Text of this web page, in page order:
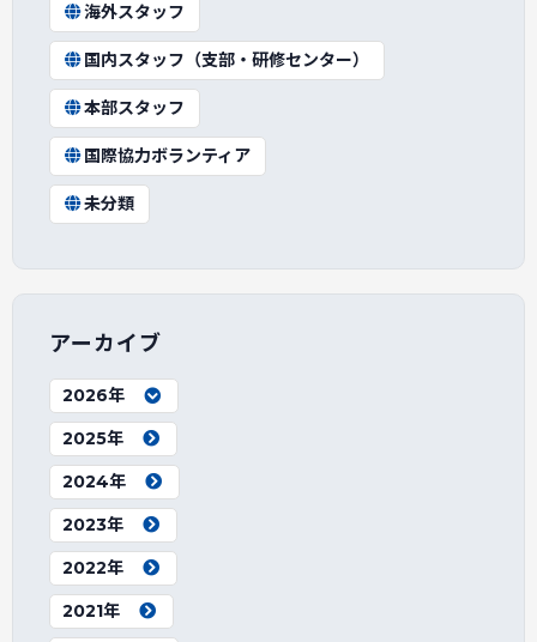
海外スタッフ
国内スタッフ（支部・研修センター）
本部スタッフ
国際協力ボランティア
未分類
アーカイブ
2026年
2025年
2024年
2023年
2022年
2021年